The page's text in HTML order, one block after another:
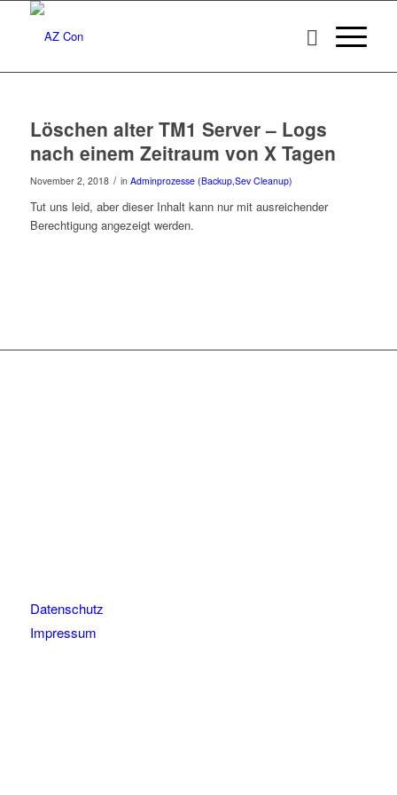
Löschen alter TM1 Server – Logs
nach einem Zeitraum von X Tagen
November 2, 2018 / in Adminprozesse (Backup,Sev Cleanup)
Tut uns leid, aber dieser Inhalt kann nur mit ausreichender
Berechtigung angezeigt werden.
Datenschutz
Impressum